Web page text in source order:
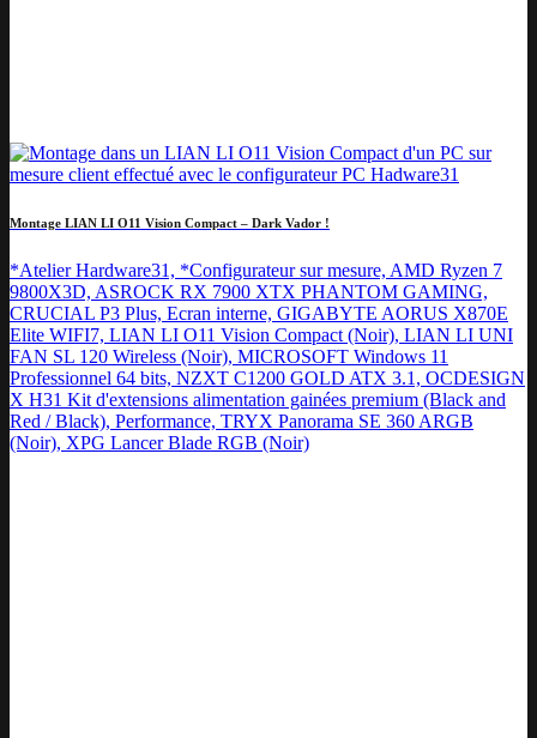
Montage LIAN LI O11 Vision Compact – Dark Vador !
*Atelier Hardware31, *Configurateur sur mesure, AMD Ryzen 7
9800X3D, ASROCK RX 7900 XTX PHANTOM GAMING,
CRUCIAL P3 Plus, Ecran interne, GIGABYTE AORUS X870E
Elite WIFI7, LIAN LI O11 Vision Compact (Noir), LIAN LI UNI
FAN SL 120 Wireless (Noir), MICROSOFT Windows 11
Professionnel 64 bits, NZXT C1200 GOLD ATX 3.1, OCDESIGN
X H31 Kit d'extensions alimentation gainées premium (Black and
Red / Black), Performance, TRYX Panorama SE 360 ARGB
(Noir), XPG Lancer Blade RGB (Noir)